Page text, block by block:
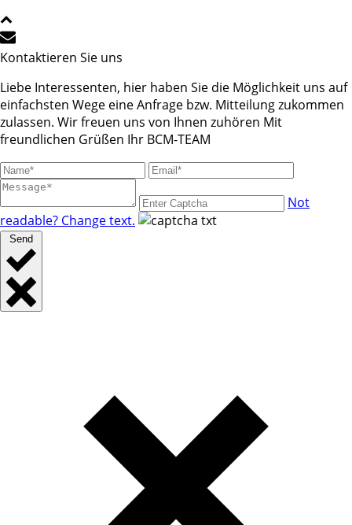
Kontaktieren Sie uns
Liebe Interessenten, hier haben Sie die Möglichkeit uns auf
einfachsten Wege eine Anfrage bzw. Mitteilung zukommen
zulassen. Wir freuen uns von Ihnen zuhören Mit
freundlichen Grüßen Ihr BCM-TEAM
Not
readable? Change text.
Send